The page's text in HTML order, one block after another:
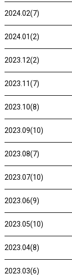
2024.02(7)
2024.01(2)
2023.12(2)
2023.11(7)
2023.10(8)
2023.09(10)
2023.08(7)
2023.07(10)
2023.06(9)
2023.05(10)
2023.04(8)
2023.03(6)